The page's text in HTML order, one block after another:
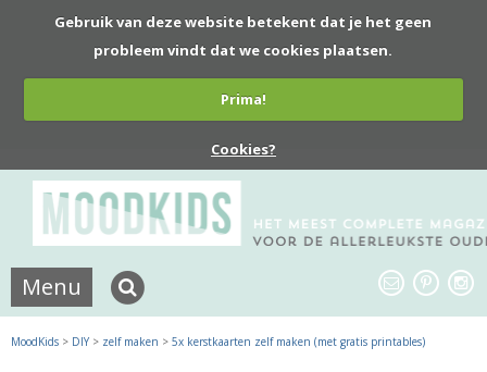
Gebruik van deze website betekent dat je het geen
probleem vindt dat we cookies plaatsen.
Prima!
Cookies?
Menu
MoodKids > DIY > zelf maken > 5x kerstkaarten zelf maken (met gratis printables)